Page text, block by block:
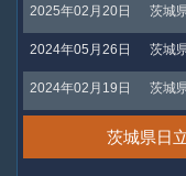
2025年02月20日 茨城
2024年05月26日 茨城
2024年02月19日 茨城
茨城県日